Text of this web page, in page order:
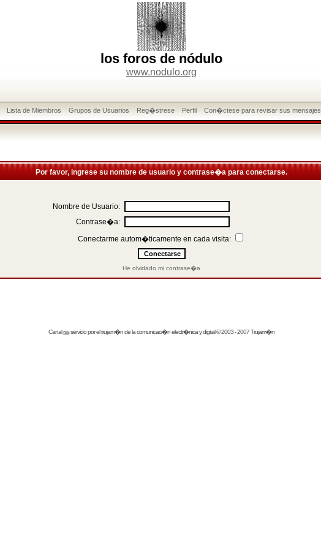
los foros de nódulo
www.nodulo.org
Lista de Miembros Grupos de Usuarios Reg�strese Perfil Con�ctese para revisar sus mensajes
Por favor, ingrese su nombre de usuario y contrase�a para conectarse.
Nombre de Usuario:
Contrase�a:
Conectarme autom�ticamente en cada visita:
He olvidado mi contrase�a
Canalrssservido por eltrujam�nde la comunicaci�n electr�nica y digital © 2003 - 2007 Trujam�n